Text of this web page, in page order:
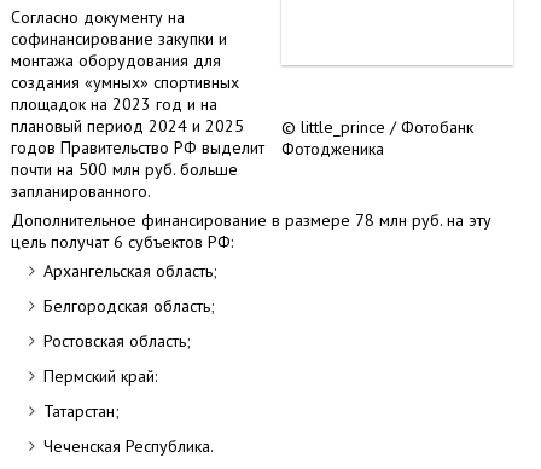
© little_prince / Фотобанк
Фотодженика
Согласно документу на
софинансирование закупки и
монтажа оборудования для
создания «умных» спортивных
площадок на 2023 год и на
плановый период 2024 и 2025
годов Правительство РФ выделит
почти на 500 млн руб. больше
запланированного.
Дополнительное финансирование в размере 78 млн руб. на эту
цель получат 6 субъектов РФ:
Архангельская область;
Белгородская область;
Ростовская область;
Пермский край:
Татарстан;
Чеченская Республика.